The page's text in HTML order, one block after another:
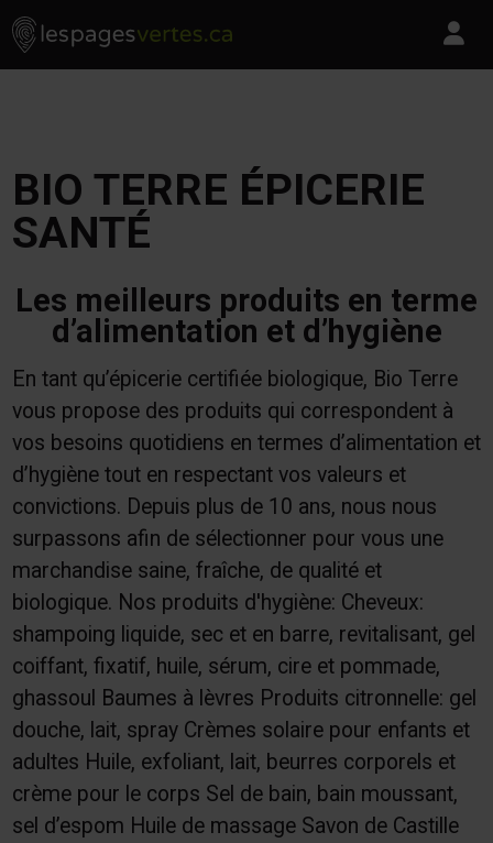
Skip to content
Les Pages Vertes - Go to homepage
BIO TERRE ÉPICERIE
SANTÉ
Les meilleurs produits en terme
d’alimentation et d’hygiène
En tant qu’épicerie certifiée biologique, Bio Terre
vous propose des produits qui correspondent à
vos besoins quotidiens en termes d’alimentation et
d’hygiène tout en respectant vos valeurs et
convictions. Depuis plus de 10 ans, nous nous
surpassons afin de sélectionner pour vous une
marchandise saine, fraîche, de qualité et
biologique. Nos produits d'hygiène: Cheveux:
shampoing liquide, sec et en barre, revitalisant, gel
coiffant, fixatif, huile, sérum, cire et pommade,
ghassoul Baumes à lèvres Produits citronnelle: gel
douche, lait, spray Crèmes solaire pour enfants et
adultes Huile, exfoliant, lait, beurres corporels et
crème pour le corps Sel de bain, bain moussant,
sel d’espom Huile de massage Savon de Castille